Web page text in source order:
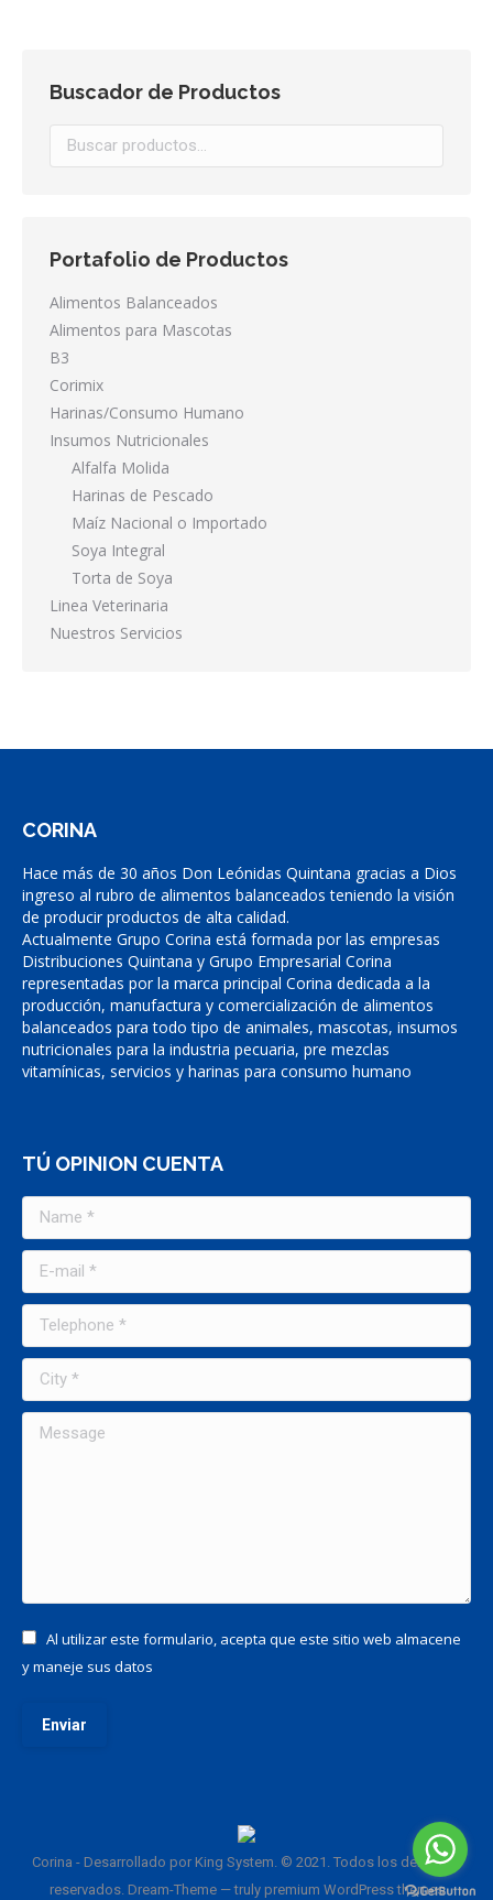
Buscador de Productos
Portafolio de Productos
Alimentos Balanceados
Alimentos para Mascotas
B3
Corimix
Harinas/Consumo Humano
Insumos Nutricionales
Alfalfa Molida
Harinas de Pescado
Maíz Nacional o Importado
Soya Integral
Torta de Soya
Linea Veterinaria
Nuestros Servicios
CORINA
Hace más de 30 años Don Leónidas Quintana gracias a Dios
ingreso al rubro de alimentos balanceados teniendo la visión
de producir productos de alta calidad.
Actualmente Grupo Corina está formada por las empresas
Distribuciones Quintana y Grupo Empresarial Corina
representadas por la marca principal Corina dedicada a la
producción, manufactura y comercialización de alimentos
balanceados para todo tipo de animales, mascotas, insumos
nutricionales para la industria pecuaria, pre mezclas
vitamínicas, servicios y harinas para consumo humano
TÚ OPINION CUENTA
Name *
E-mail *
Telephone *
City *
Message
Al utilizar este formulario, acepta que este sitio web almacene
y maneje sus datos
Enviar
Corina - Desarrollado por King System. © 2021. Todos los derechos
reservados. Dream-Theme — truly premium WordPress themes